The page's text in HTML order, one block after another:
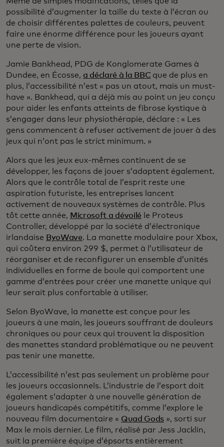
possibilité d’augmenter la taille du texte à l’écran ou
de choisir différentes palettes de couleurs, peuvent
faire une énorme différence pour les joueurs ayant
une perte de vision.
Jamie Bankhead, PDG de Konglomerate Games à
Dundee, en Écosse, a déclaré à la BBC que de plus en
plus, l’accessibilité n’est « pas un atout, mais un must-
have ». Bankhead, qui a déjà mis au point un jeu conçu
pour aider les enfants atteints de fibrose kystique à
s’engager dans leur physiothérapie, déclare : « Les
gens commencent à refuser activement de jouer à des
jeux qui n’ont pas le strict minimum. »
Alors que les jeux eux-mêmes continuent de se
développer, les façons de jouer s’adaptent également.
Alors que le contrôle total de l’esprit reste une
aspiration futuriste, les entreprises lancent
activement de nouveaux systèmes de contrôle. Plus
tôt cette année, Microsoft a dévoilé le Proteus
Controller, développé par la société d’électronique
irlandaise ByoWave. La manette modulaire pour Xbox,
qui coûtera environ 299 $, permet à l’utilisateur de
réorganiser et de reconfigurer un ensemble d’unités
individuelles en forme de boule qui comportent une
gamme d’entrées pour créer une manette unique qui
leur serait plus confortable à utiliser.
Selon ByoWave, la manette est conçue pour les
joueurs à une main, les joueurs souffrant de douleurs
chroniques ou pour ceux qui trouvent la disposition
des manettes standard problématique ou ne peuvent
pas tenir une manette.
L’accessibilité n’est pas seulement un problème pour
les joueurs occasionnels. L’industrie de l’esport doit
également s’adapter à une nouvelle génération de
joueurs handicapés compétitifs, comme l’explore le
nouveau film documentaire « Quad Gods », sorti sur
Max le mois dernier. Le film, réalisé par Jess Jacklin,
suit la première équipe d’épsorts entièrement